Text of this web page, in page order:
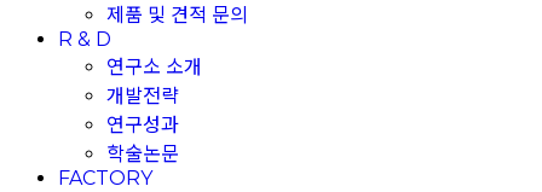
제품 및 견적 문의
R & D
연구소 소개
개발전략
연구성과
학술논문
FACTORY